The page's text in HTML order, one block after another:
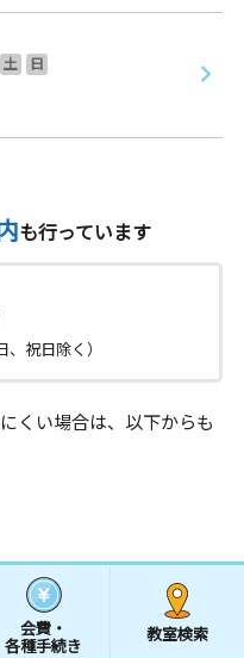
土
日
も行っています
祝日除く）
くい場合は、以下からも
会費・
各種手続き
教室検索